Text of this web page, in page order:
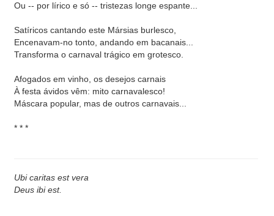
Ou -- por lírico e só -- tristezas longe espante...
Satíricos cantando este Mársias burlesco,
Encenavam-no tonto, andando em bacanais...
Transforma o carnaval trágico em grotesco.
Afogados em vinho, os desejos carnais
À festa ávidos vêm: mito carnavalesco!
Máscara popular, mas de outros carnavais...
* * *
Ubi caritas est vera
Deus ibi est.